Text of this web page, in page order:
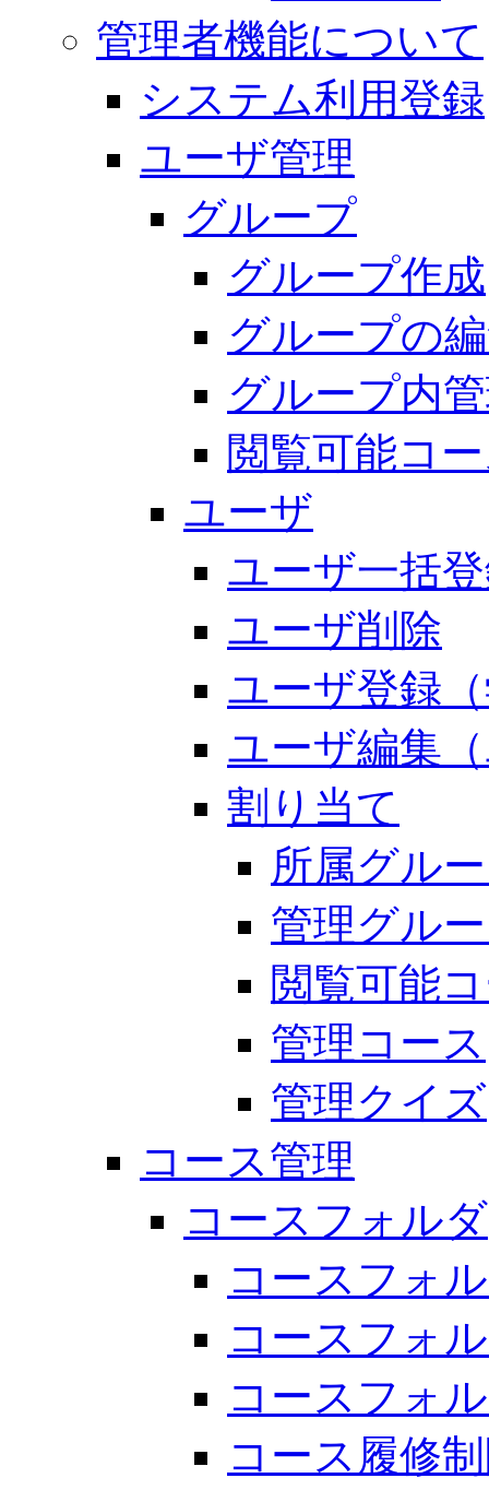
管理者機能について
システム利用登録
ユーザ管理
グループ
グループ作成
グループの
グループ内
閲覧可能コ
ユーザ
ユーザ一括
ユーザ削除
ユーザ登録
ユーザ編集
割り当て
所属グル
管理グル
閲覧可能
管理コース
管理クイズ
コース管理
コースフォルダ
コースフォ
コースフォ
コースフォ
コース履修